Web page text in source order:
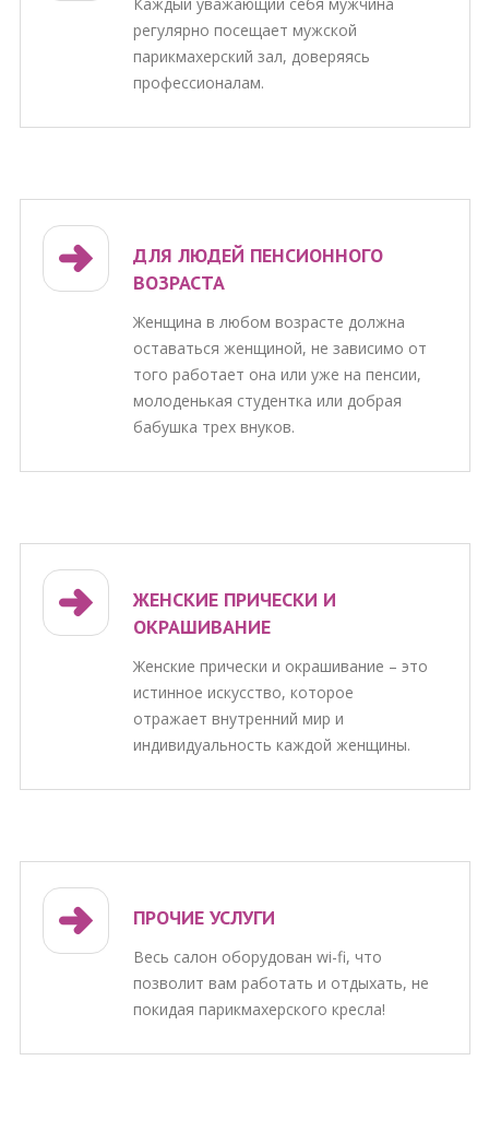
регулярно посещает мужской
парикмахерский зал, доверяясь
профессионалам.
ДЛЯ ЛЮДЕЙ ПЕНСИОННОГО
ВОЗРАСТА
Женщина в любом возрасте должна
оставаться женщиной, не зависимо от
того работает она или уже на пенсии,
молоденькая студентка или добрая
бабушка трех внуков.
ЖЕНСКИЕ ПРИЧЕСКИ И
ОКРАШИВАНИЕ
Женские прически и окрашивание – это
истинное искусство, которое
отражает внутренний мир и
индивидуальность каждой женщины.
ПРОЧИЕ УСЛУГИ
Весь салон оборудован wi-fi, что
позволит вам работать и отдыхать, не
покидая парикмахерского кресла!